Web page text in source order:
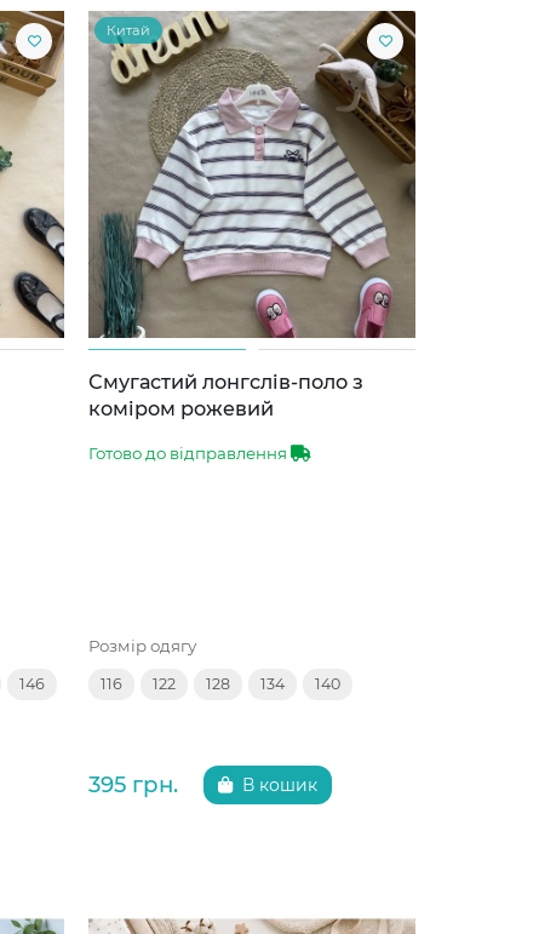
146
Китай
Смугастий лонгслів-поло з
коміром рожевий
Готово до відправлення
Розмір одягу
116 122 128 134 140
395 грн. В кошик